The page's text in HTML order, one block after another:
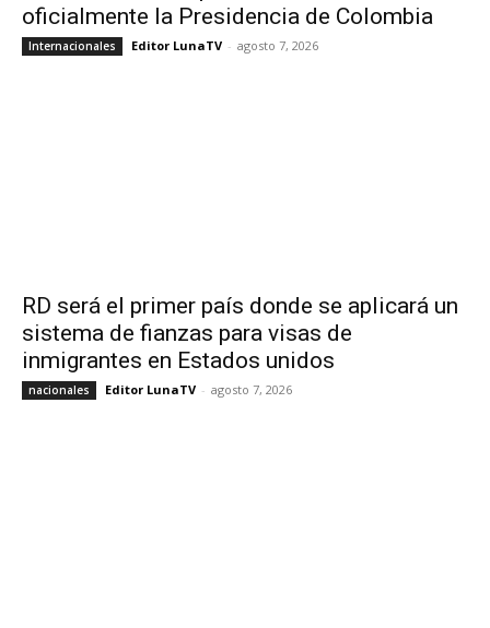
oficialmente la Presidencia de Colombia
Internacionales Editor LunaTV - agosto 7, 2026
RD será el primer país donde se aplicará un
sistema de fianzas para visas de
inmigrantes en Estados unidos
nacionales Editor LunaTV - agosto 7, 2026